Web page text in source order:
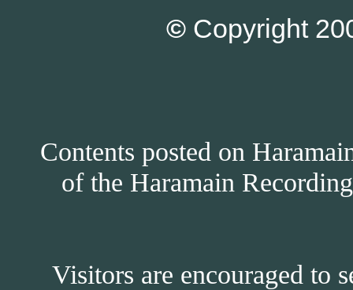
© Copyright
Contents posted on
of the Haramain
Visitors are encouraged to